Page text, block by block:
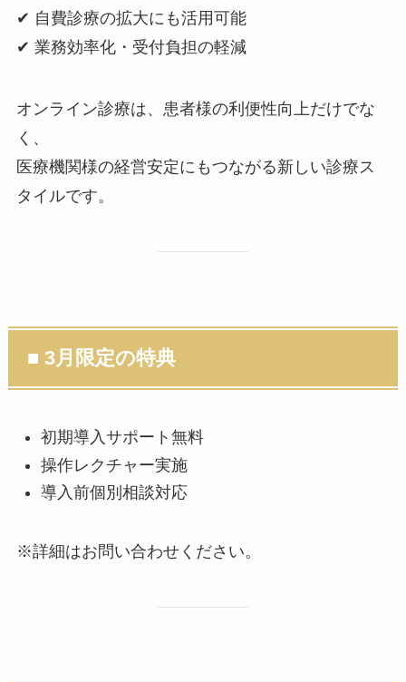
✔ 自費診療の拡大にも活用可能
✔ 業務効率化・受付負担の軽減
オンライン診療は、患者様の利便性向上だけでな
く、
医療機関様の経営安定にもつながる新しい診療ス
タイルです。
■ 3月限定の特典
初期導入サポート無料
操作レクチャー実施
導入前個別相談対応
※詳細はお問い合わせください。